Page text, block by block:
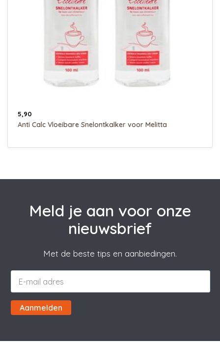
5,90
Anti Calc Vloeibare Snelontkalker voor Melitta
Meld je aan voor onze
nieuwsbrief
Met de beste tips en aanbiedingen.
Aanmelden